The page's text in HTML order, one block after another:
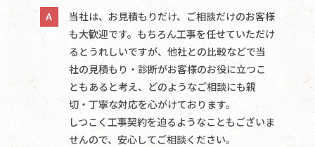
当社は、お見積もりだけ、ご相談だけのお客様
も大歓迎です。もちろん工事を任せていただけ
るとうれしいですが、他社との比較などで当
社の見積もり・診断がお客様のお役に立つこ
ともあると考え、どのようなご相談にも親
切・丁寧な対応を心がけております。
しつこく工事契約を迫るようなこともございま
せんので、安心してご相談ください。